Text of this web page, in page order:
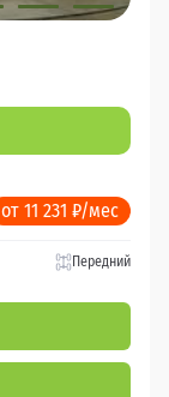
от 11 231 ₽/мес
Передний